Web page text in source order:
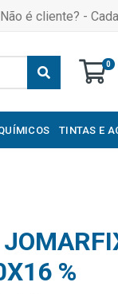
Não é cliente? -
0
TINTAS E
%